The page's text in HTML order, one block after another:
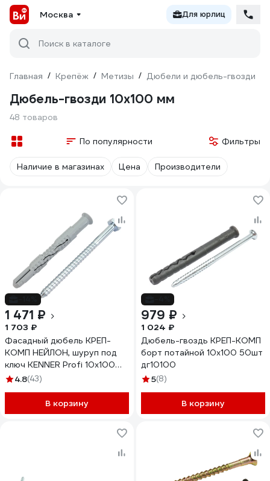
Москва Для юрлиц
Поиск в каталоге
Главная / Крепёж / Метизы / Дюбели и дюбель-гвозди
Дюбель-гвозди 10х100 мм
48 товаров
По популярности Фильтры
Наличие в магазинах Цена Производители
1 471 ₽
1 703 ₽
Фасадный дюбель КРЕП-
КОМП НЕЙЛОН, шуруп под
ключ KENNER Profi 10х100
50шт фдкп10100
4.8(43)
В корзину
979 ₽
1 024 ₽
Дюбель-гвоздь КРЕП-КОМП
борт потайной 10х100 50шт
дг10100
5(8)
В корзину